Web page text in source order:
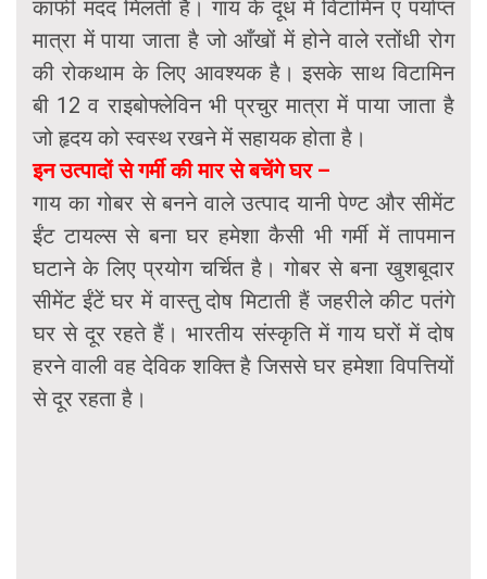
काफी मदद मिलती है। गाय के दूध में विटामिन ए पर्याप्त
मात्रा में पाया जाता है जो आँखों में होने वाले रतोंधी रोग
की रोकथाम के लिए आवश्यक है। इसके साथ विटामिन
बी 12 व राइबोफ्लेविन भी प्रचुर मात्रा में पाया जाता है
जो हृदय को स्वस्थ रखने में सहायक होता है।
इन उत्पादों से गर्मी की मार से बचेंगे घर –
गाय का गोबर से बनने वाले उत्पाद यानी पेण्ट और सीमेंट
ईंट टायल्स से बना घर हमेशा कैसी भी गर्मी में तापमान
घटाने के लिए प्रयोग चर्चित है। गोबर से बना खुशबूदार
सीमेंट ईंटें घर में वास्तु दोष मिटाती हैं जहरीले कीट पतंगे
घर से दूर रहते हैं। भारतीय संस्कृति में गाय घरों में दोष
हरने वाली वह देविक शक्ति है जिससे घर हमेशा विपत्तियों
से दूर रहता है।